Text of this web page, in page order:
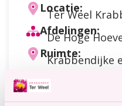
Locatie:
Ter Weel
Afdelingen:
De Hoge
Ruimte:
Krabbendijke
15 september
16:00 uur